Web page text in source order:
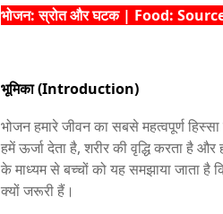
भोजन: स्रोत और घटक | Food:
भूमिका (Introduction)
भोजन हमारे जीवन का सबसे महत्वपूर्ण
हमें ऊर्जा देता है, शरीर की वृद्धि करता है और
के माध्यम से बच्चों को यह समझाया जाता
क्यों जरूरी हैं।